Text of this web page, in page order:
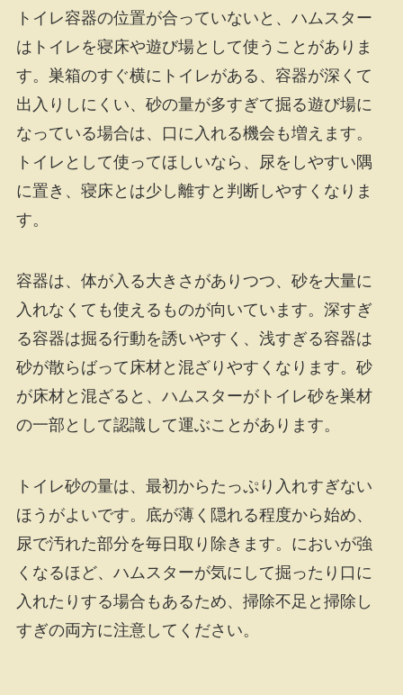
トイレ容器の位置が合っていないと、ハムスター
はトイレを寝床や遊び場として使うことがありま
す。巣箱のすぐ横にトイレがある、容器が深くて
出入りしにくい、砂の量が多すぎて掘る遊び場に
なっている場合は、口に入れる機会も増えます。
トイレとして使ってほしいなら、尿をしやすい隅
に置き、寝床とは少し離すと判断しやすくなりま
す。
容器は、体が入る大きさがありつつ、砂を大量に
入れなくても使えるものが向いています。深すぎ
る容器は掘る行動を誘いやすく、浅すぎる容器は
砂が散らばって床材と混ざりやすくなります。砂
が床材と混ざると、ハムスターがトイレ砂を巣材
の一部として認識して運ぶことがあります。
トイレ砂の量は、最初からたっぷり入れすぎない
ほうがよいです。底が薄く隠れる程度から始め、
尿で汚れた部分を毎日取り除きます。においが強
くなるほど、ハムスターが気にして掘ったり口に
入れたりする場合もあるため、掃除不足と掃除し
すぎの両方に注意してください。